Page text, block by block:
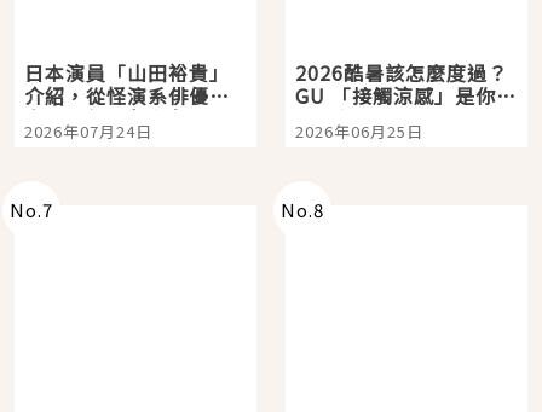
日本演員「山田裕貴」
介紹，從怪演系俳優走
向國民級日劇主角
2026年07月24日
2026酷暑該怎麼度過？
GU 「接觸涼感」是你的
夏日救星
2026年06月25日
No.7 No.8